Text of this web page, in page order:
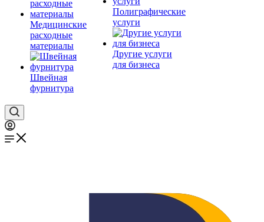
Медицинские
расходные
материалы
Швейная
фурнитура
Полиграфические
услуги
Другие услуги
для бизнеса